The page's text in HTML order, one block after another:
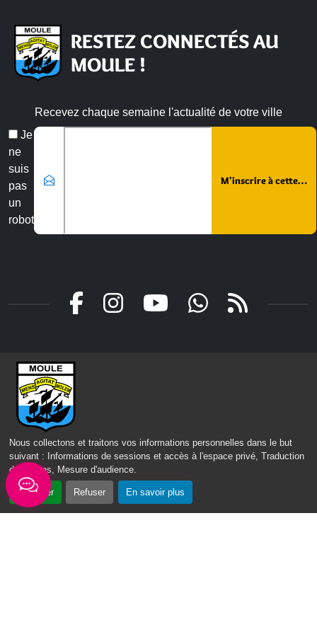
Nous collectons et traitons vos informations personnelles dans le but
suivant :
Informations de sessions et accès à l'espace privé, Traduction
des pages, Mesure d'audience.
Accepter Refuser En savoir plus
RESTEZ CONNECTÉS AU
MOULE !
Recevez chaque semaine l'actualité de votre ville
Je
ne
suis
pas
un
robot
Email
Tél.:+590-(0)5.90.23.09.00
Fax: +590-(0)5.90.23.68.73
Envoyer un email